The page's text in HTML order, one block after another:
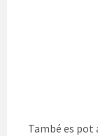
També es pot